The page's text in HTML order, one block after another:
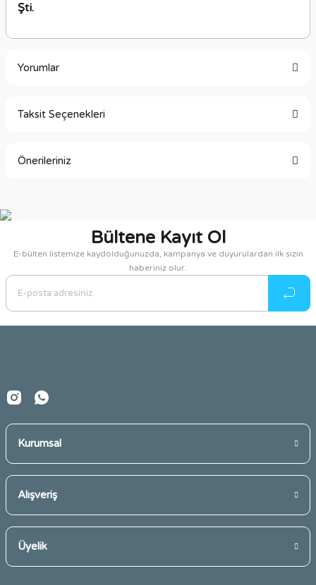
Şti.
Yorumlar
Taksit Seçenekleri
Önerileriniz
Görüş ve önerileriniz için teşekkür ederiz.
Ürün resmi kalitesiz, bozuk veya görüntülenemiyor.
Ürün açıklamasında eksik bilgiler bulunuyor.
Ürün bilgilerinde hatalar bulunuyor.
Bültene Kayıt Ol
E-bülten listemize kaydolduğunuzda, kampanya ve duyurulardan ilk sizin
haberiniz olur.
Kurumsal
Alışveriş
Üyelik